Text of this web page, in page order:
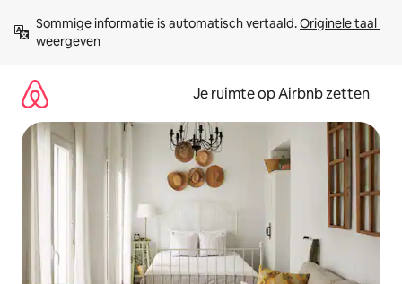
direct
naar
Sommige informatie is automatisch vertaald. Originele taal
weergeven
Je ruimte op Airbnb zetten